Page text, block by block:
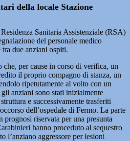
della locale Stazione
Sanitaria Assistenziale (RSA)
del personale medico
due anziani ospiti.
che, per cause in corso di verifica, un
il proprio compagno di stanza, un
ripetutamente al volto con un
anziani sono stati inizialmente
e successivamente trasferiti
dell’ospedale di Fermo. La parte
prognosi riservata per una presunta
hanno proceduto al sequestro
l’anziano aggressore per lesioni